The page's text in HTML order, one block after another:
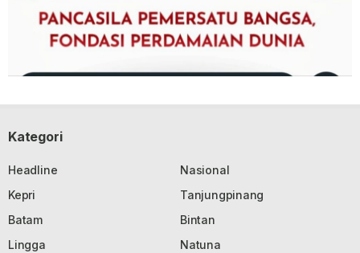
Kategori
Headline
Nasional
Kepri
Tanjungpinang
Batam
Bintan
Lingga
Natuna